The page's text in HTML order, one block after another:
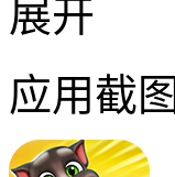
展开
应用截图